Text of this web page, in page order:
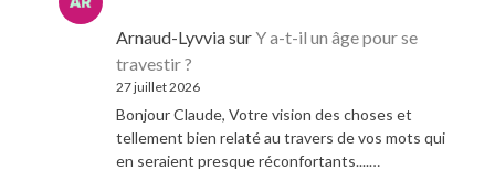
Arnaud-LyvviasurY a-t-il un âge pour se
travestir ?
27 juillet 2026
Bonjour Claude, Votre vision des choses et
tellement bien relaté au travers de vos mots qui
en seraient presque réconfortants....…